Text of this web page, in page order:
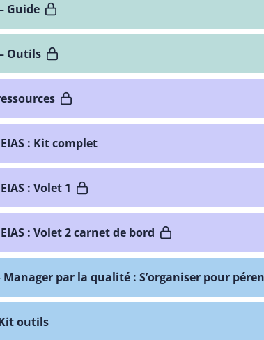
Guide
Outils
EIAS : Kit complet
: Volet 1
EIAS : Volet 2 carnet de bord
Manager par la qualité : S’organiser pour
outils